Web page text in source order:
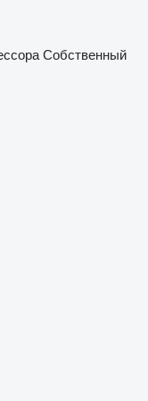
Собственный